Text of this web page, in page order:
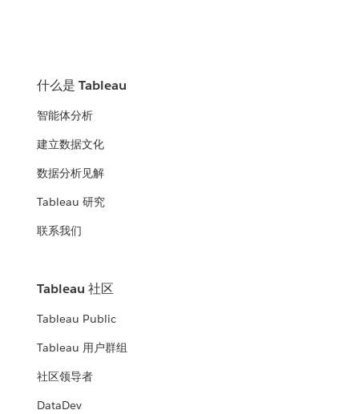
什么是 Tableau
智能体分析
建立数据文化
数据分析见解
Tableau 研究
联系我们
Tableau 社区
Tableau Public
Tableau 用户群组
社区领导者
DataDev